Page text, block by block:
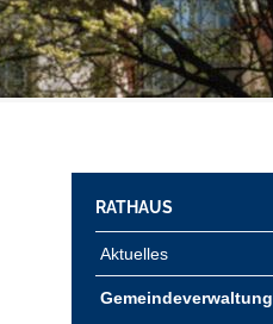
RATHAUS
Aktuelles
Gemeindeverwaltung